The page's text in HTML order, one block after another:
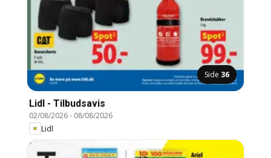
Side 36
Lidl - Tilbudsavis
02/08/2026- 08/08/2026
Lidl